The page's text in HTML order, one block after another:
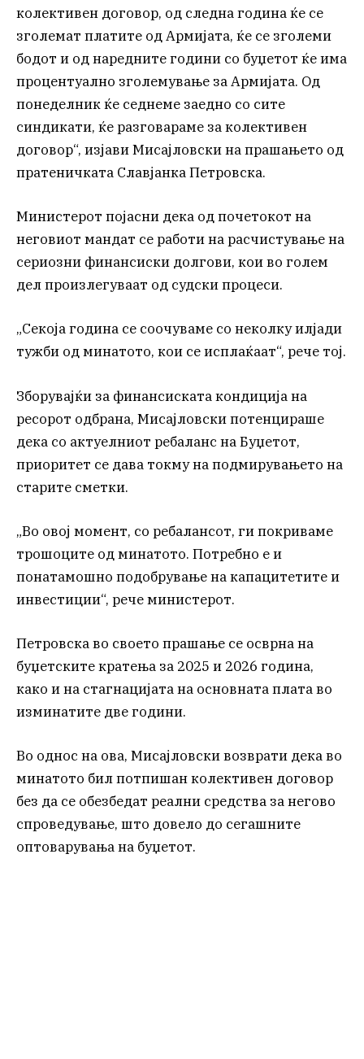
колективен договор, од следна година ќе се
зголемат платите од Армијата, ќе се зголеми
бодот и од наредните години со буџетот ќе има
процентуално зголемување за Армијата. Од
понеделник ќе седнеме заедно со сите
синдикати, ќе разговараме за колективен
договор“, изјави Мисајловски на прашањето од
пратеничката Славјанка Петровска.
Министерот појасни дека од почетокот на
неговиот мандат се работи на расчистување на
сериозни финансиски долгови, кои во голем
дел произлегуваат од судски процеси.
„Секоја година се соочуваме со неколку илјади
тужби од минатото, кои се исплаќаат“, рече тој.
Зборувајќи за финансиската кондиција на
ресорот одбрана, Мисајловски потенцираше
дека со актуелниот ребаланс на Буџетот,
приоритет се дава токму на подмирувањето на
старите сметки.
„Во овој момент, со ребалансот, ги покриваме
трошоците од минатото. Потребно е и
понатамошно подобрување на капацитетите и
инвестиции“, рече министерот.
Петровска во своето прашање се осврна на
буџетските кратења за 2025 и 2026 година,
како и на стагнацијата на основната плата во
изминатите две години.
Во однос на ова, Мисајловски возврати дека во
минатото бил потпишан колективен договор
без да се обезбедат реални средства за негово
спроведување, што довело до сегашните
оптоварувања на буџетот.